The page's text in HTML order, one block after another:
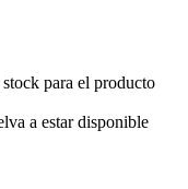
para el producto
a estar disponible